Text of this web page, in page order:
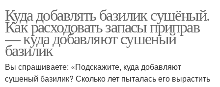
Куда добавлять базилик сушёный.
Как расходовать запасы приправ
— куда добавляют сушеный
базилик
Вы спрашиваете: «Подскажите, куда добавляют
сушеный базилик? Сколько лет пыталась его вырастить